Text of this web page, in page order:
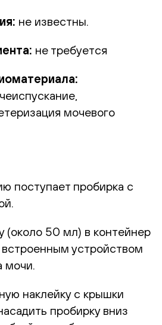
не известны.
не требуется
мочевого
поступает пробирка с
(около 50 мл) в контейнер
устройством
мочи.
наклейку с крышки
пробирку вниз